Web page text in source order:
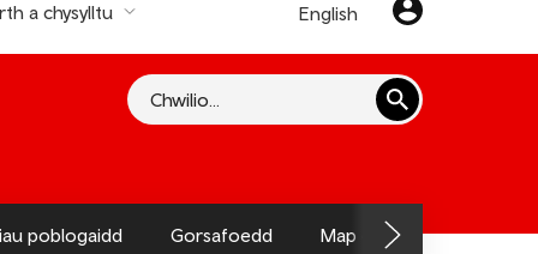
a chysylltu English
Chwilio
poblogaidd Gorsafoedd Map o'r Llwybr